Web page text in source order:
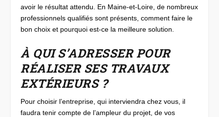
avoir le résultat attendu. En Maine-et-Loire, de nombreux
professionnels qualifiés sont présents, comment faire le
bon choix et pourquoi est-ce la meilleure solution.
À QUI S’ADRESSER POUR
RÉALISER SES TRAVAUX
EXTÉRIEURS ?
Pour choisir l’entreprise, qui interviendra chez vous, il
faudra tenir compte de l’ampleur du projet, de vos